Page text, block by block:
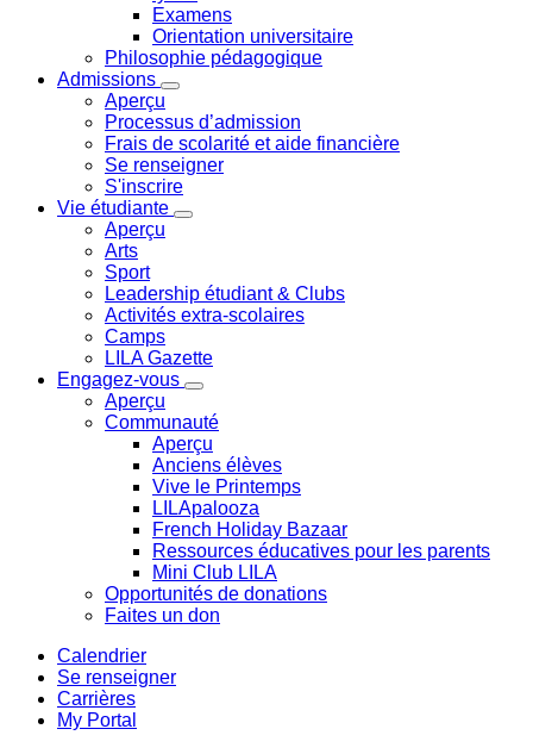
Examens
Orientation universitaire
Philosophie pédagogique
Admissions
Aperçu
Processus d’admission
Frais de scolarité et aide financière
Se renseigner
S'inscrire
Vie étudiante
Aperçu
Arts
Sport
Leadership étudiant & Clubs
Activités extra-scolaires
Camps
LILA Gazette
Engagez-vous
Aperçu
Communauté
Aperçu
Anciens élèves
Vive le Printemps
LILApalooza
French Holiday Bazaar
Ressources éducatives pour les parents
Mini Club LILA
Opportunités de donations
Faites un don
Calendrier
Se renseigner
Carrières
My Portal